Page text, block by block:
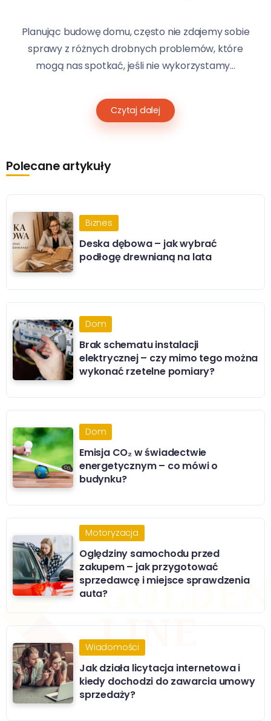
Planując budowę domu, często nie zdajemy sobie
sprawy z różnych drobnych problemów, które
mogą nas spotkać, jeśli nie wykorzystamy...
Czytaj dalej
Polecane artykuły
Biznes
Deska dębowa – jak wybrać
podłogę drewnianą na lata
Dom
Brak schematu instalacji
elektrycznej – czy mimo tego można
wykonać rzetelne pomiary?
Dom
Emisja CO₂ w świadectwie
energetycznym – co mówi o
budynku?
Motoryzacja
Oględziny samochodu przed
zakupem – jak przygotować
sprzedawcę i miejsce sprawdzenia
auta?
Wiadomości
Jak działa licytacja internetowa i
kiedy dochodzi do zawarcia umowy
sprzedaży?